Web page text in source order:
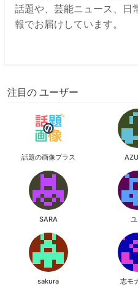
話題や、芸能ニュース、日
報でお届けしています。
注目の ユーザー
話題の画像プラス
SARA
sakura 志モ